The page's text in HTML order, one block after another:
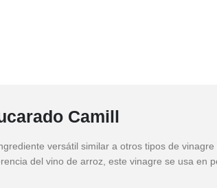
Camill
versátil similar a otros tipos de
del vino de arroz, este vinagre se usa en